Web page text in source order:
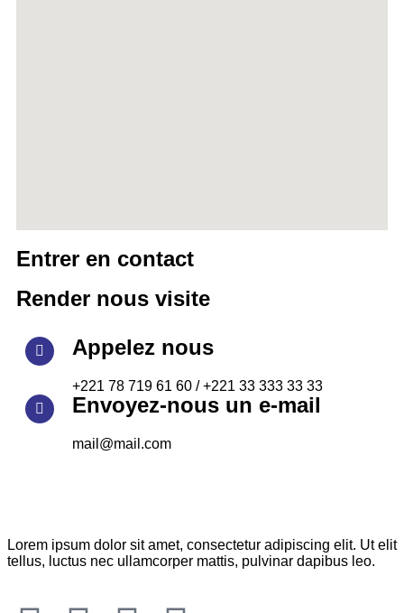
Entrer en contact
Render nous visite
Appelez nous
+221 78 719 61 60 / +221 33 333 33 33
Envoyez-nous un e-mail
mail@mail.com
Lorem ipsum dolor sit amet, consectetur adipiscing elit. Ut elit
tellus, luctus nec ullamcorper mattis, pulvinar dapibus leo.